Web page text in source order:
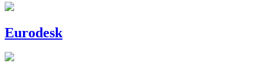
Eurodesk